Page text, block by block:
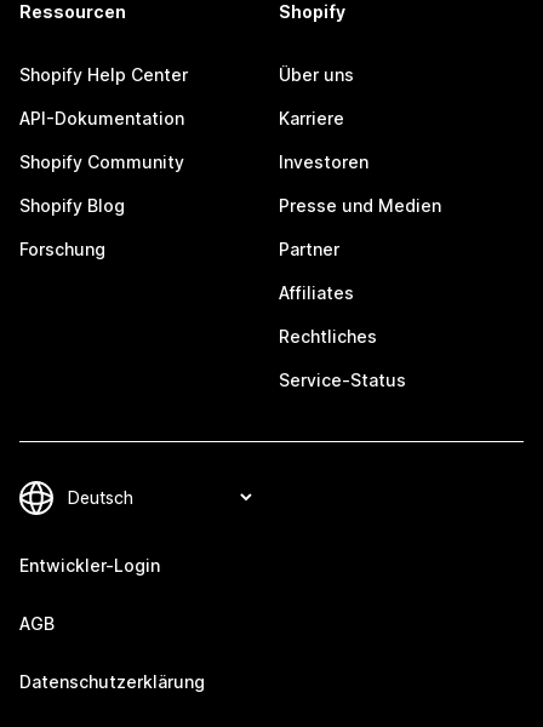
Ressourcen
Shopify Help Center
API-Dokumentation
Shopify Community
Shopify Blog
Forschung
Shopify
Über uns
Karriere
Investoren
Presse und Medien
Partner
Affiliates
Rechtliches
Service-Status
Entwickler-Login
AGB
Datenschutzerklärung